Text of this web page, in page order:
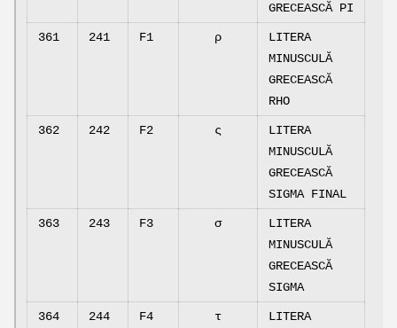
GRECEASCĂ PI
361 241 F1 ρ
LITERA
MINUSCULĂ
GRECEASCĂ
RHO
362 242 F2 ς
LITERA
MINUSCULĂ
GRECEASCĂ
SIGMA FINAL
363 243 F3 σ
LITERA
MINUSCULĂ
GRECEASCĂ
SIGMA
364 244 F4 τ
LITERA